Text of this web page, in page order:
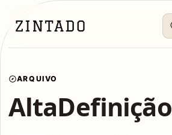
ARQUIVO
AltaDefinição